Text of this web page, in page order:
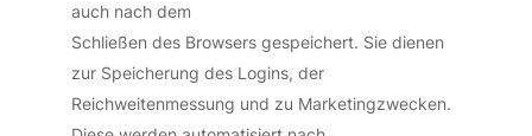
auch nach dem
Schließen des Browsers gespeichert. Sie dienen
zur Speicherung des Logins, der
Reichweitenmessung und zu Marketingzwecken.